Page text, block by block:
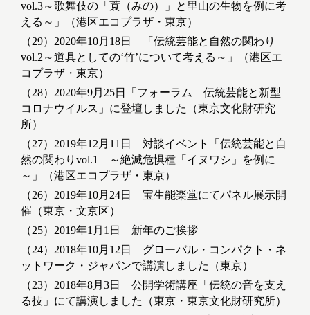
vol.3～歌舞伎の「蓑（みの）」と里山の生物を例に考
える～」（港区エコプラザ・東京）
（29）2020年10月18日 「伝統芸能と自然の関わり
vol.2～道具としての‘竹’について考える～」（港区エ
コプラザ・東京）
（28）2020年9月25日「フォーラム 伝統芸能と新型
コロナウイルス」に登壇しました（東京文化財研究
所）
（27）2019年12月11日 対談イベント「伝統芸能と自
然の関わりvol.1 ～絶滅危惧種「イヌワシ」を例に
～」（港区エコプラザ・東京）
（26）2019年10月24日 宝生能楽堂にてパネル展示開
催（東京・文京区）
（25）2019年1月1日 新年のご挨拶
（24）2018年10月12日 グローバル・コンパクト・ネ
ットワーク・ジャパンで講演しました（東京）
（23）2018年8月3日 公開学術講座「伝統の音を支え
る技」にて講演しました（東京・東京文化財研究所）